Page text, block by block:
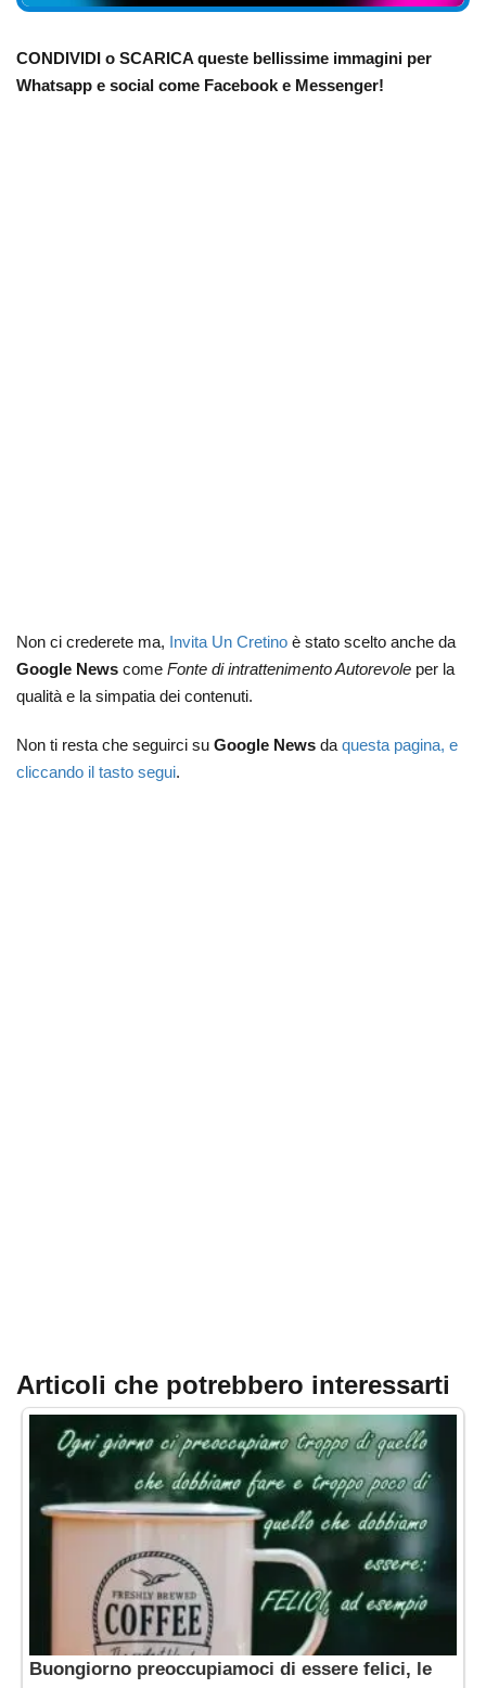
CONDIVIDI o SCARICA queste bellissime immagini per
Whatsapp e social come Facebook e Messenger!
Non ci crederete ma, Invita Un Cretino è stato scelto anche da
Google News come Fonte di intrattenimento Autorevole per la
qualità e la simpatia dei contenuti.
Non ti resta che seguirci su Google News da questa pagina, e
cliccando il tasto segui.
Articoli che potrebbero interessarti
Buongiorno preoccupiamoci di essere felici, le